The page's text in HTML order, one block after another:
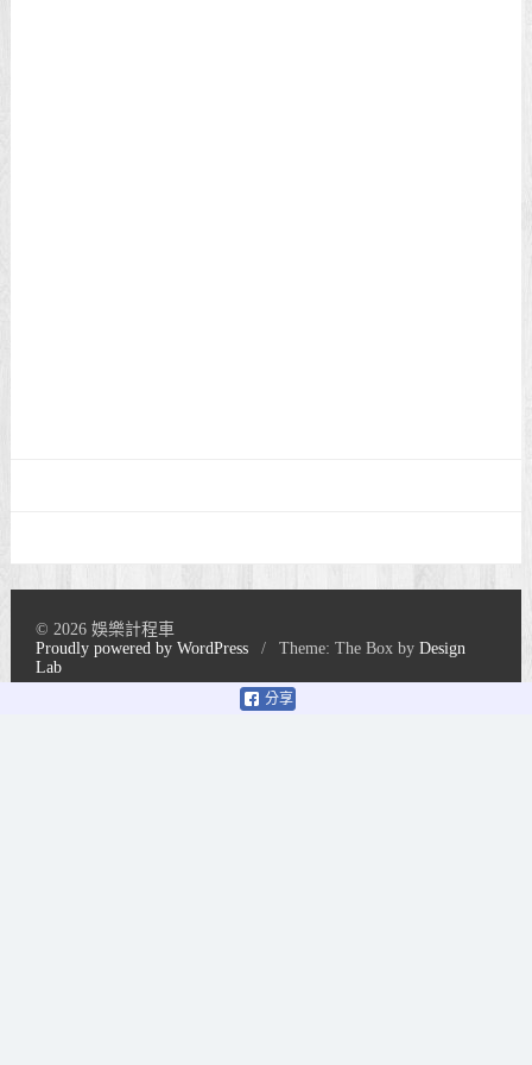
分享
© 2026 娛樂計程車
Proudly powered by WordPress
/ Theme: The Box byDesign
Lab